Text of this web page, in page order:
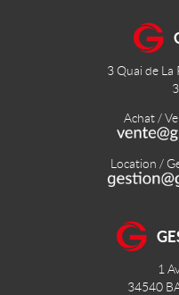
3 Quai de La
Achat /
Location /
1
34540